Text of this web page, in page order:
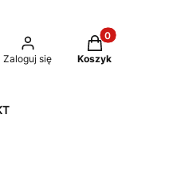
Zaloguj się
Produkty w
Koszyk